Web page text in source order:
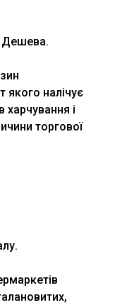
Дешева.
якого налічує
харчування і
торгової